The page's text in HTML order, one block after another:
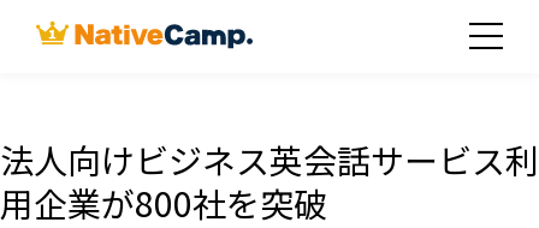
法人向けビジネス英会話サービス利
用企業が800社を突破